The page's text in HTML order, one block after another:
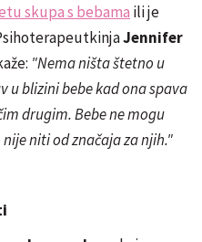
skupa s bebama ili je
Jennifer
"Nema ništa štetno u
u blizini bebe kad ona spava
drugim. Bebe ne mogu
niti od značaja za njih."